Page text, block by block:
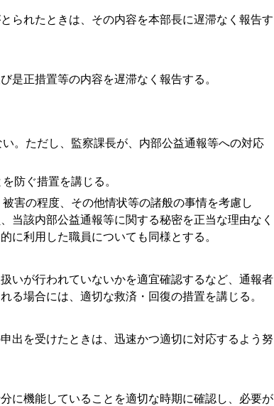
られたときは、その内容を本部長に遅滞なく報告す
正措置等の内容を遅滞なく報告する。
。ただし、監察課長が、内部公益通報等への対応
防ぐ措置を講じる。
害の程度、その他情状等の諸般の事情を考慮し
当該内部公益通報等に関する秘密を正当な理由なく
に利用した職員についても同様とする。
いが行われていないかを適宜確認するなど、通報者
る場合には、適切な救済・回復の措置を講じる。
出を受けたときは、迅速かつ適切に対応するよう努
に機能していることを適切な時期に確認し、必要が